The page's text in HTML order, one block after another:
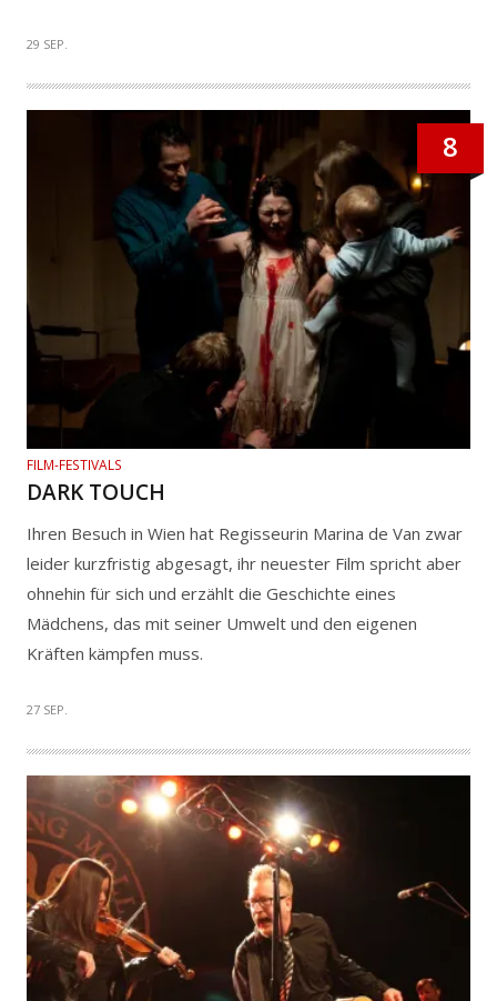
29 SEP.
8
FILM-FESTIVALS
DARK TOUCH
Ihren Besuch in Wien hat Regisseurin Marina de Van zwar
leider kurzfristig abgesagt, ihr neuester Film spricht aber
ohnehin für sich und erzählt die Geschichte eines
Mädchens, das mit seiner Umwelt und den eigenen
Kräften kämpfen muss.
27 SEP.